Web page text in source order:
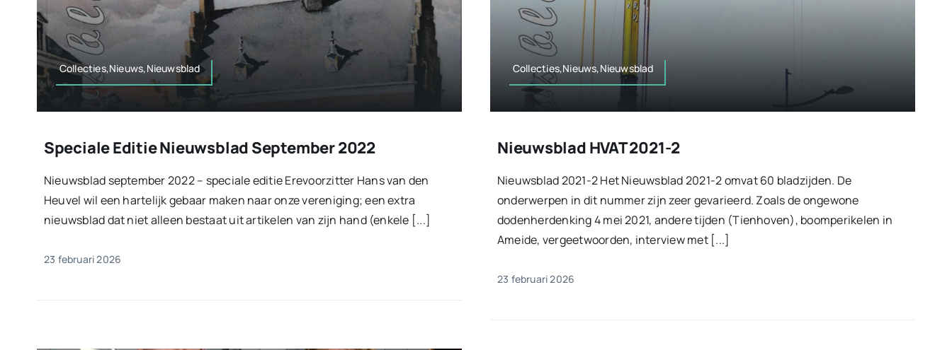
Collecties,Nieuws,Nieuwsblad
Speciale Editie Nieuwsblad September 2022
Nieuwsblad september 2022 – speciale editie Erevoorzitter Hans van den
Heuvel wil een hartelijk gebaar maken naar onze vereniging; een extra
nieuwsblad dat niet alleen bestaat uit artikelen van zijn hand (enkele [...]
23 februari 2026
Collecties,Nieuws,Nieuwsblad
Nieuwsblad HVAT 2021-2
Nieuwsblad 2021-2 Het Nieuwsblad 2021-2 omvat 60 bladzijden. De
onderwerpen in dit nummer zijn zeer gevarieerd. Zoals de ongewone
dodenherdenking 4 mei 2021, andere tijden (Tienhoven), boomperikelen in
Ameide, vergeetwoorden, interview met [...]
23 februari 2026